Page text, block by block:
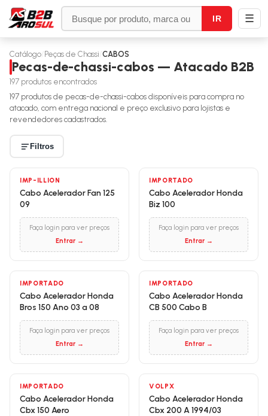
IR ☰
Catálogo Peças de Chassi CABOS
Pecas-de-chassi-cabos — Atacado B2B
197 produtos encontrados
197 produtos de pecas-de-chassi-cabos disponíveis para compra no
atacado, com entrega nacional e preço exclusivo para lojistas e
revendedores cadastrados.
Filtros
IMP-ILLION
Cabo Acelerador Fan 125
09
Faça login para ver preços
Entrar →
IMPORTADO
Cabo Acelerador Honda
Biz 100
Faça login para ver preços
Entrar →
IMPORTADO
Cabo Acelerador Honda
Bros 150 Ano 03 a 08
Faça login para ver preços
Entrar →
IMPORTADO
Cabo Acelerador Honda
CB 500 Cabo B
Faça login para ver preços
Entrar →
IMPORTADO
Cabo Acelerador Honda
Cbx 150 Aero
VOLPX
Cabo Acelerador Honda
Cbx 200 A 1994/03